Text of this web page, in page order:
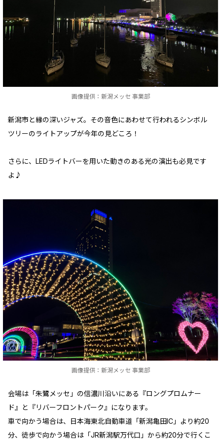
画像提供：新潟メッセ 事業部
新潟市と縁の深いジャズ。その音色にあわせて行われるシンボル
ツリーのライトアップが今年の見どころ！
さらに、LEDライトバーを用いた動きのある光の演出も必見です
よ♪
画像提供：新潟メッセ 事業部
会場は「朱鷺メッセ」の信濃川沿いにある『ロングプロムナー
ド』と『リバーフロントパーク』になります。
車で向かう場合は、日本海東北自動車道「新潟亀田IC」より約20
分、徒歩で向かう場合は「JR新潟駅万代口」から約20分で行くこ